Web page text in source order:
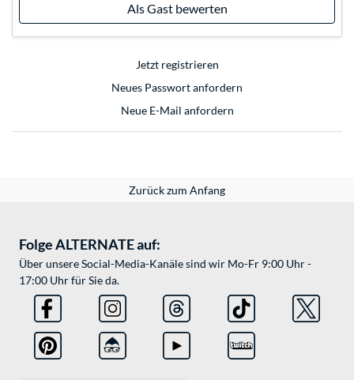
Als Gast bewerten
Jetzt registrieren
Neues Passwort anfordern
Neue E-Mail anfordern
Zurück zum Anfang
Folge ALTERNATE auf:
Über unsere Social-Media-Kanäle sind wir Mo-Fr 9:00 Uhr -
17:00 Uhr für Sie da.